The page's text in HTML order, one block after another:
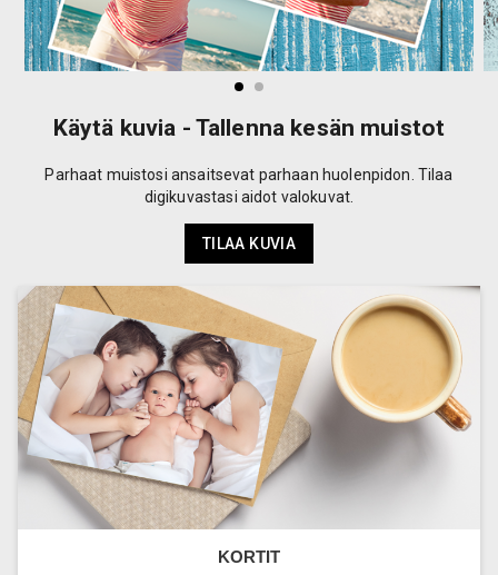
Käytä kuvia - Tallenna kesän muistot
Parhaat muistosi ansaitsevat parhaan huolenpidon. Tilaa
digikuvastasi aidot valokuvat.
TILAA KUVIA
KORTIT